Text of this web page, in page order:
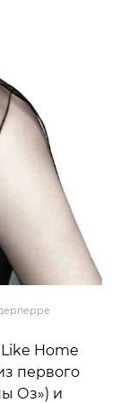
Home
Оз») и